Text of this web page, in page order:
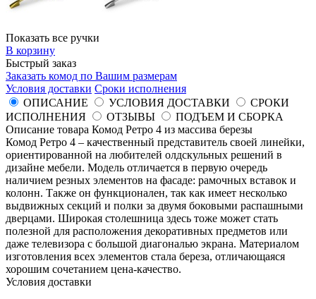
Показать все ручки
В корзину
Быстрый заказ
Заказать комод по Вашим размерам
Условия доставки Сроки исполнения
ОПИСАНИЕ
УСЛОВИЯ ДОСТАВКИ
СРОКИ
ИСПОЛНЕНИЯ
ОТЗЫВЫ
ПОДЪЕМ И СБОРКА
Описание товара Комод Ретро 4 из массива березы
Комод Ретро 4 – качественный представитель своей линейки,
ориентированной на любителей олдскульных решений в
дизайне мебели. Модель отличается в первую очередь
наличием резных элементов на фасаде: рамочных вставок и
колонн. Также он функционален, так как имеет несколько
выдвижных секций и полки за двумя боковыми распашными
дверцами. Широкая столешница здесь тоже может стать
полезной для расположения декоративных предметов или
даже телевизора с большой диагональю экрана. Материалом
изготовления всех элементов стала береза, отличающаяся
хорошим сочетанием цена-качество.
Условия доставки